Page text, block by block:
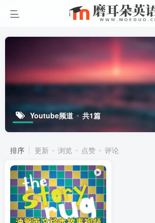
Youtube频道 共1篇
排序 更新 浏览 点赞 评论